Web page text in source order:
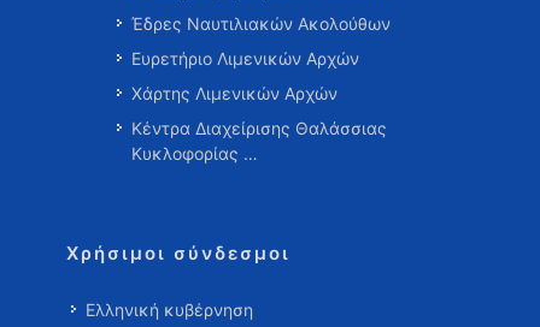
Έδρες Ναυτιλιακών Ακολούθων
Ευρετήριο Λιμενικών Αρχών
Χάρτης Λιμενικών Αρχών
Κέντρα Διαχείρισης Θαλάσσιας
Κυκλοφορίας …
Χρήσιμοι σύνδεσμοι
Ελληνική κυβέρνηση